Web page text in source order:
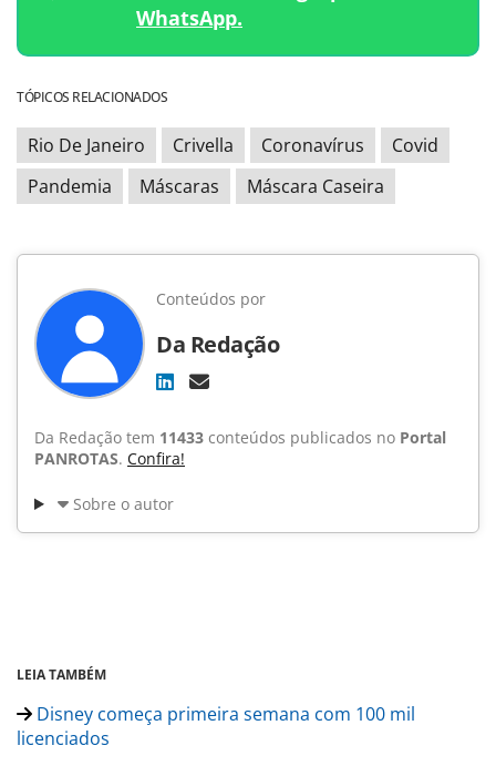
WhatsApp.
TÓPICOS RELACIONADOS
Rio De Janeiro Crivella Coronavírus
Covid
Pandemia
Máscaras Máscara Caseira
Conteúdos por
Da Redação
Da Redação tem 11433 conteúdos publicados no Portal
PANROTAS. Confira!
Sobre o autor
LEIA TAMBÉM
Disney começa primeira semana com 100 mil
licenciados